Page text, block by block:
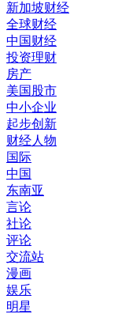
新加坡财经
全球财经
中国财经
投资理财
房产
美国股市
中小企业
起步创新
财经人物
国际
中国
东南亚
言论
社论
评论
交流站
漫画
娱乐
明星